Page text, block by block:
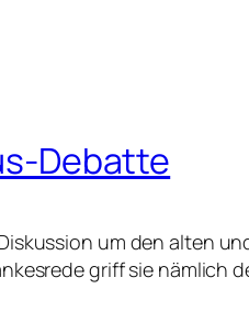
Debatte
um den alten
griff sie nämlich